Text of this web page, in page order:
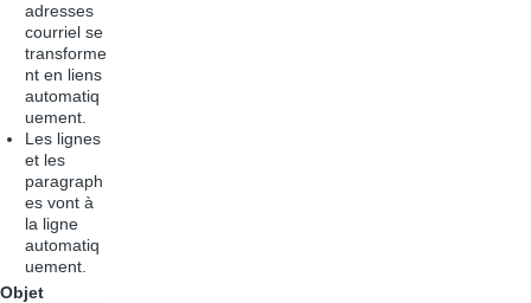
adresses
courriel se
transforme
nt en liens
automatiq
uement.
Les lignes
et les
paragraph
es vont à
la ligne
automatiq
uement.
Objet